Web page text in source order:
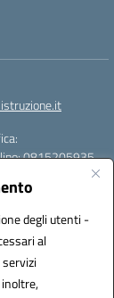
degli utenti -
al
0815205935
|
UFOYYV |